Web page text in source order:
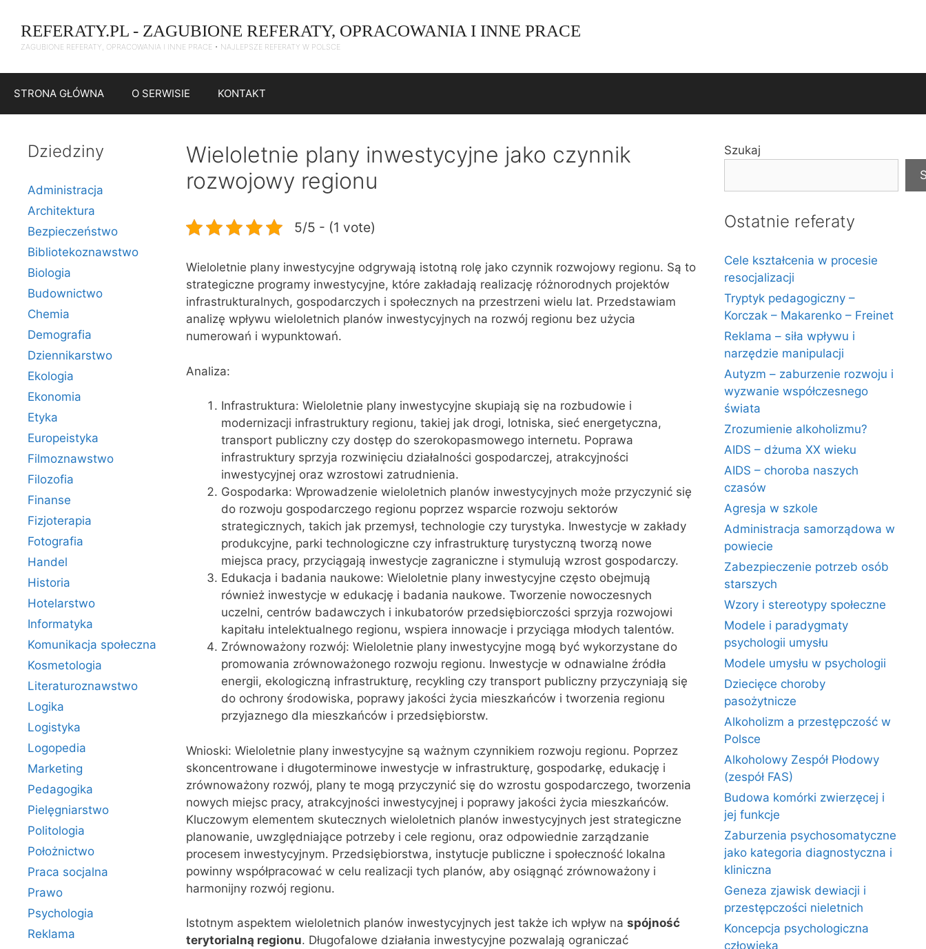
treści
REFERATY.PL - ZAGUBIONE REFERATY, OPRACOWANIA I INNE PRACE
ZAGUBIONE REFERATY, OPRACOWANIA I INNE PRACE • NAJLEPSZE REFERATY W POLSCE
STRONA GŁÓWNA O SERWISIE KONTAKT
Wieloletnie plany inwestycyjne jako czynnik
rozwojowy regionu
5/5 - (1 vote)
Wieloletnie plany inwestycyjne odgrywają istotną rolę jako czynnik rozwojowy regionu. Są to
strategiczne programy inwestycyjne, które zakładają realizację różnorodnych projektów
infrastrukturalnych, gospodarczych i społecznych na przestrzeni wielu lat. Przedstawiam
analizę wpływu wieloletnich planów inwestycyjnych na rozwój regionu bez użycia
numerowań i wypunktowań.
Analiza:
Infrastruktura: Wieloletnie plany inwestycyjne skupiają się na rozbudowie i
modernizacji infrastruktury regionu, takiej jak drogi, lotniska, sieć energetyczna,
transport publiczny czy dostęp do szerokopasmowego internetu. Poprawa
infrastruktury sprzyja rozwinięciu działalności gospodarczej, atrakcyjności
inwestycyjnej oraz wzrostowi zatrudnienia.
Gospodarka: Wprowadzenie wieloletnich planów inwestycyjnych może przyczynić się
do rozwoju gospodarczego regionu poprzez wsparcie rozwoju sektorów
strategicznych, takich jak przemysł, technologie czy turystyka. Inwestycje w zakłady
produkcyjne, parki technologiczne czy infrastrukturę turystyczną tworzą nowe
miejsca pracy, przyciągają inwestycje zagraniczne i stymulują wzrost gospodarczy.
Edukacja i badania naukowe: Wieloletnie plany inwestycyjne często obejmują
również inwestycje w edukację i badania naukowe. Tworzenie nowoczesnych
uczelni, centrów badawczych i inkubatorów przedsiębiorczości sprzyja rozwojowi
kapitału intelektualnego regionu, wspiera innowacje i przyciąga młodych talentów.
Zrównoważony rozwój: Wieloletnie plany inwestycyjne mogą być wykorzystane do
promowania zrównoważonego rozwoju regionu. Inwestycje w odnawialne źródła
energii, ekologiczną infrastrukturę, recykling czy transport publiczny przyczyniają się
do ochrony środowiska, poprawy jakości życia mieszkańców i tworzenia regionu
przyjaznego dla mieszkańców i przedsiębiorstw.
Wnioski: Wieloletnie plany inwestycyjne są ważnym czynnikiem rozwoju regionu. Poprzez
skoncentrowane i długoterminowe inwestycje w infrastrukturę, gospodarkę, edukację i
zrównoważony rozwój, plany te mogą przyczynić się do wzrostu gospodarczego, tworzenia
nowych miejsc pracy, atrakcyjności inwestycyjnej i poprawy jakości życia mieszkańców.
Kluczowym elementem skutecznych wieloletnich planów inwestycyjnych jest strategiczne
planowanie, uwzględniające potrzeby i cele regionu, oraz odpowiednie zarządzanie
procesem inwestycyjnym. Przedsiębiorstwa, instytucje publiczne i społeczność lokalna
powinny współpracować w celu realizacji tych planów, aby osiągnąć zrównoważony i
harmonijny rozwój regionu.
Istotnym aspektem wieloletnich planów inwestycyjnych jest także ich wpływ na spójność
terytorialną regionu. Długofalowe działania inwestycyjne pozwalają ograniczać
Dziedziny
Administracja
Architektura
Bezpieczeństwo
Bibliotekoznawstwo
Biologia
Budownictwo
Chemia
Demografia
Dziennikarstwo
Ekologia
Ekonomia
Etyka
Europeistyka
Filmoznawstwo
Filozofia
Finanse
Fizjoterapia
Fotografia
Handel
Historia
Hotelarstwo
Informatyka
Komunikacja społeczna
Kosmetologia
Literaturoznawstwo
Logika
Logistyka
Logopedia
Marketing
Pedagogika
Pielęgniarstwo
Politologia
Położnictwo
Praca socjalna
Prawo
Psychologia
Reklama
Szukaj
Ostatnie referaty
Cele kształcenia w procesie
resocjalizacji
Tryptyk pedagogiczny –
Korczak – Makarenko – Freinet
Reklama – siła wpływu i
narzędzie manipulacji
Autyzm – zaburzenie rozwoju i
wyzwanie współczesnego
świata
Zrozumienie alkoholizmu?
AIDS – dżuma XX wieku
AIDS – choroba naszych
czasów
Agresja w szkole
Administracja samorządowa w
powiecie
Zabezpieczenie potrzeb osób
starszych
Wzory i stereotypy społeczne
Modele i paradygmaty
psychologii umysłu
Modele umysłu w psychologii
Dziecięce choroby
pasożytnicze
Alkoholizm a przestępczość w
Polsce
Alkoholowy Zespół Płodowy
(zespół FAS)
Budowa komórki zwierzęcej i
jej funkcje
Zaburzenia psychosomatyczne
jako kategoria diagnostyczna i
kliniczna
Geneza zjawisk dewiacji i
przestępczości nieletnich
Koncepcja psychologiczna
człowieka